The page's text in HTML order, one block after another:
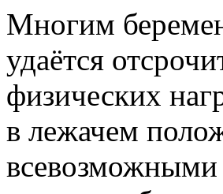
Многим
удаётся
физических
в лежачем